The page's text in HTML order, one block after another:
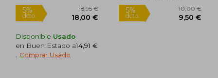
Disponible Usado
en Buen Estado a14,91 €
Comprar Usado